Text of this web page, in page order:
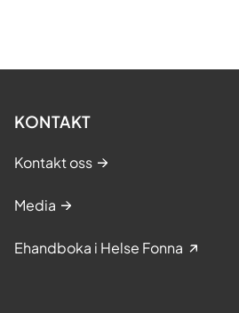
KONTAKT
Kontakt oss
Media
Ehandboka i Helse Fonna